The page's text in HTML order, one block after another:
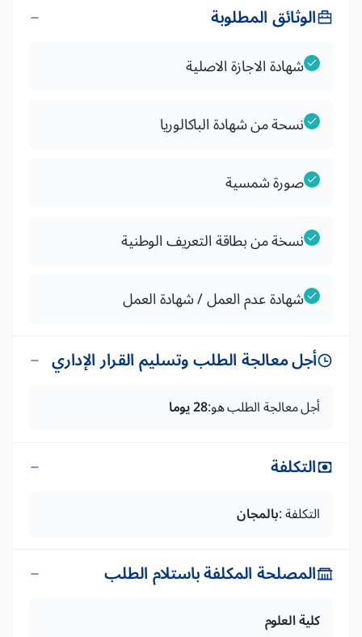
الوثائق المطلوبة
شهادة الاجازة الاصلية
نسحة من شهادة الباكالوريا
صورة شمسية
نسخة من بطاقة التعريف الوطنية
شهادة عدم العمل / شهادة العمل
أجل معالجة الطلب وتسليم القرار الإداري
أجل معالجة الطلب هو:28 يوما
التكلفة
التكلفة :بالمجان
المصلحة المكلفة باستلام الطلب
كلية العلوم